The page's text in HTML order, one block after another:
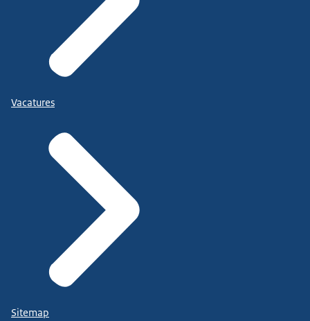
Vacatures
Sitemap